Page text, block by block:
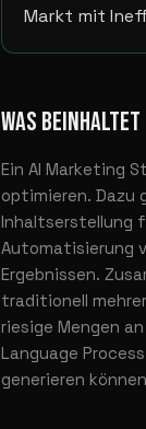
Markt mit
WAS
Ein AI Marketing
optimieren. Dazu
Inhaltserstellung
Automatisierung
Ergebnissen.
traditionell
riesige Mengen
Language
generieren